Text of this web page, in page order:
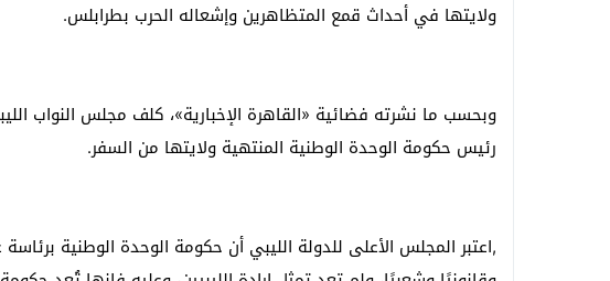
ولايتها في أحداث قمع المتظاهرين وإشعاله الحرب بطرابلس.
وبحسب ما نشرته فضائية «القاهرة الإخبارية»، كلف مجلس النواب
رئيس حكومة الوحدة الوطنية المنتهية ولايتها من السفر.
,اعتبر المجلس الأعلى للدولة الليبي أن حكومة الوحدة الوطنية